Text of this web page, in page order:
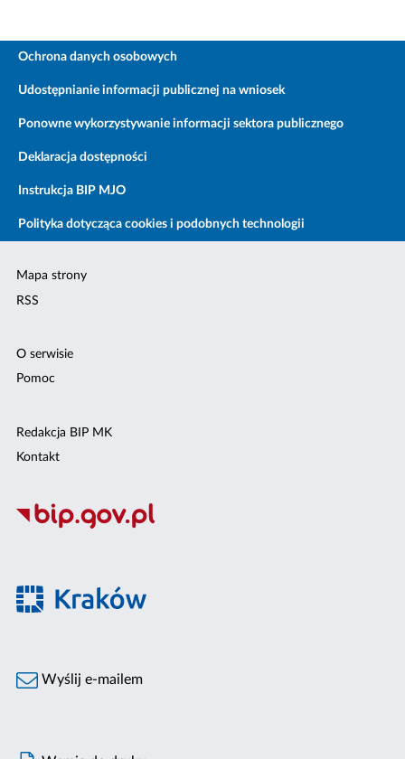
Ochrona danych osobowych
Udostępnianie informacji publicznej na wniosek
Ponowne wykorzystywanie informacji sektora publicznego
Deklaracja dostępności
Instrukcja BIP MJO
Polityka dotycząca cookies i podobnych technologii
Mapa strony
RSS
O serwisie
Pomoc
Redakcja BIP MK
Kontakt
Wyślij e-mailem